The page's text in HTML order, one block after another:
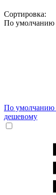
Сортировка:
По умолчанию
По умолчанию
дешевому